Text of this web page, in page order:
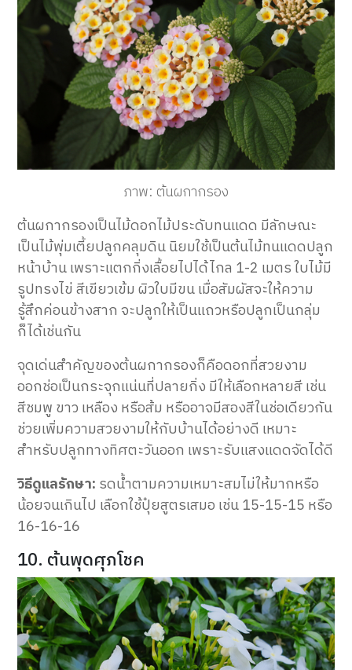
ภาพ: ต้นผกากรอง
ต้นผกากรองเป็นไม้ดอกไม้ประดับทนแดด มีลักษณะ
เป็นไม้พุ่มเตี้ยปลูกคลุมดิน นิยมใช้เป็นต้นไม้ทนแดดปลูก
หน้าบ้าน เพราะแตกกิ่งเลื้อยไปได้ไกล 1-2 เมตร ใบไม้มี
รูปทรงไข่ สีเขียวเข้ม ผิวใบมีขน เมื่อสัมผัสจะให้ความ
รู้สึกค่อนข้างสาก จะปลูกให้เป็นแถวหรือปลูกเป็นกลุ่ม
ก็ได้เช่นกัน
จุดเด่นสำคัญของต้นผกากรองก็คือดอกที่สวยงาม
ออกช่อเป็นกระจุกแน่นที่ปลายกิ่ง มีให้เลือกหลายสี เช่น
สีชมพู ขาว เหลือง หรือส้ม หรืออาจมีสองสีในช่อเดียวกัน
ช่วยเพิ่มความสวยงามให้กับบ้านได้อย่างดี เหมาะ
สำหรับปลูกทางทิศตะวันออก เพราะรับแสงแดดจัดได้ดี
วิธีดูแลรักษา: รดน้ำตามความเหมาะสมไม่ให้มากหรือ
น้อยจนเกินไป เลือกใช้ปุ๋ยสูตรเสมอ เช่น 15-15-15 หรือ
16-16-16
10. ต้นพุดศุภโชค